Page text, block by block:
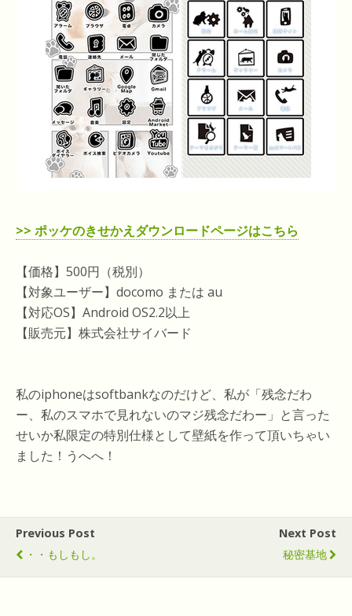
>> ポッケのきせかえダウンロードページはこちら
【価格】500円（税別）
【対象ユーザー】docomo または au
【対応OS】Android OS2.2以上
【販売元】株式会社サイバード
私のiphoneはsoftbankなのだけど、私が「残念だわ
ー、私のスマホで見れないのマジ残念だわー」と言った
せいか私限定の特別仕様として壁紙を作って頂いちゃい
ました！うへへ！
Previous Post
・・もしもし。
Next Post
秘密基地